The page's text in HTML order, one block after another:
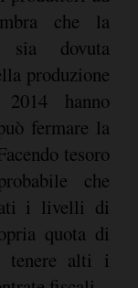
che la
sia dovuta
produzione
hanno
fermare la
tesoro
che
i livelli di
quota di
tenere alti i